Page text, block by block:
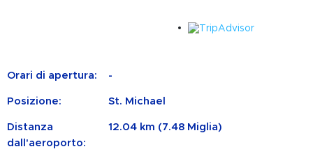
Orari di apertura: -
Posizione: St. Michael
Distanza
dall'aeroporto:
12.04 km (7.48 Miglia)